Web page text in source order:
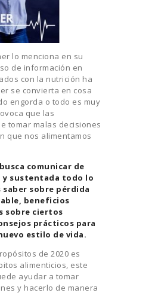
lo menciona en su
de información en
con la nutrición ha
se convierta en cosa
engorda o todo es muy
que las
tomar malas decisiones
que nos alimentamos
comunicar de
y sustentada todo lo
saber sobre pérdida
beneficios
sobre ciertos
prácticos para
estilo de vida.
de 2020 es
alimenticios, este
ayudar a tomar
y hacerlo de manera